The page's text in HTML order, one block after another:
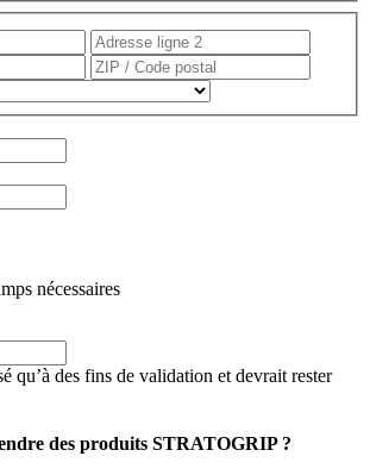
Adresse
postale
Ville
nécessaires
qu’à des fins de validation et devrait rester
des produits STRATOGRIP ?